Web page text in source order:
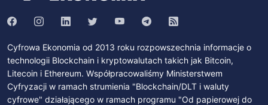
Cyfrowa Ekonomia od 2013 roku rozpowszechnia informacje o
technologii Blockchain i kryptowalutach takich jak Bitcoin,
Litecoin i Ethereum. Współpracowaliśmy Ministerstwem
Cyfryzacji w ramach strumienia "Blockchain/DLT i waluty
cyfrowe" działającego w ramach programu "Od papierowej do